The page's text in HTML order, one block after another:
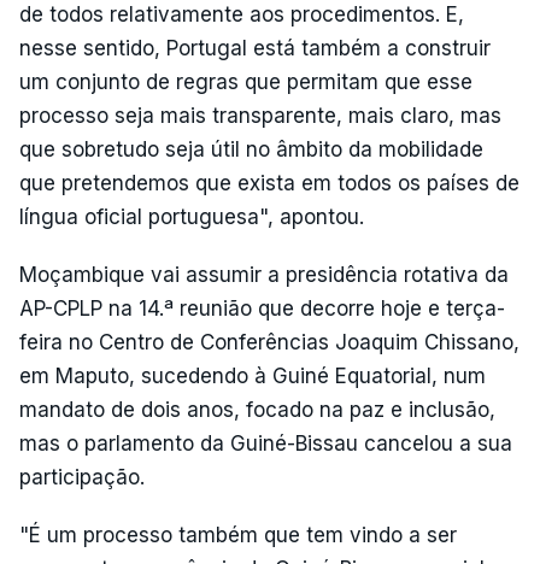
de todos relativamente aos procedimentos. E,
nesse sentido, Portugal está também a construir
um conjunto de regras que permitam que esse
processo seja mais transparente, mais claro, mas
que sobretudo seja útil no âmbito da mobilidade
que pretendemos que exista em todos os países de
língua oficial portuguesa", apontou.
Moçambique vai assumir a presidência rotativa da
AP-CPLP na 14.ª reunião que decorre hoje e terça-
feira no Centro de Conferências Joaquim Chissano,
em Maputo, sucedendo à Guiné Equatorial, num
mandato de dois anos, focado na paz e inclusão,
mas o parlamento da Guiné-Bissau cancelou a sua
participação.
"É um processo também que tem vindo a ser